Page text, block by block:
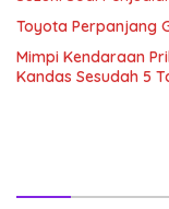
Toyota Perpanjang
Mimpi Kendaraan
Kandas Sesudah 5